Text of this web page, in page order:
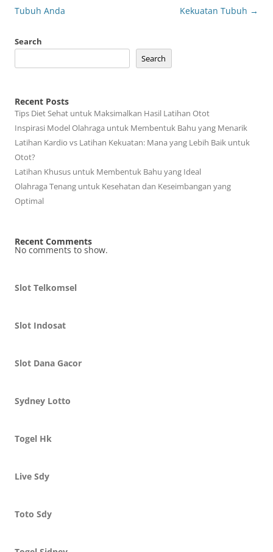
Tubuh Anda
Kekuatan Tubuh →
Search
Search
Recent Posts
Tips Diet Sehat untuk Maksimalkan Hasil Latihan Otot
Inspirasi Model Olahraga untuk Membentuk Bahu yang Menarik
Latihan Kardio vs Latihan Kekuatan: Mana yang Lebih Baik untuk
Otot?
Latihan Khusus untuk Membentuk Bahu yang Ideal
Olahraga Tenang untuk Kesehatan dan Keseimbangan yang
Optimal
Recent Comments
No comments to show.
Slot Telkomsel
Slot Indosat
Slot Dana Gacor
Sydney Lotto
Togel Hk
Live Sdy
Toto Sdy